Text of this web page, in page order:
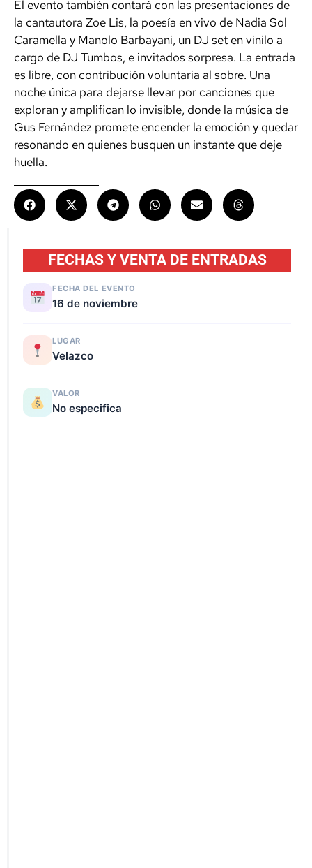
El evento también contará con las presentaciones de
la cantautora Zoe Lis, la poesía en vivo de Nadia Sol
Caramella y Manolo Barbayani, un DJ set en vinilo a
cargo de DJ Tumbos, e invitados sorpresa. La entrada
es libre, con contribución voluntaria al sobre. Una
noche única para dejarse llevar por canciones que
exploran y amplifican lo invisible, donde la música de
Gus Fernández promete encender la emoción y quedar
resonando en quienes busquen un instante que deje
huella.
FECHAS Y VENTA DE ENTRADAS
FECHA DEL EVENTO
16 de noviembre
LUGAR
Velazco
VALOR
No especifica